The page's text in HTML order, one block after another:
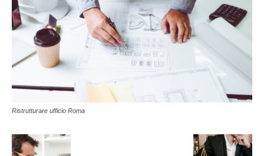
Ristrutturare ufficio Roma